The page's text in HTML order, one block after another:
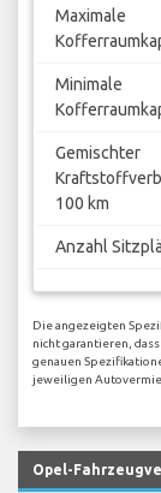
Maximale
Minimale
Gemischter
100 km
Anzahl
Die angezeigten
nicht garantieren,
genauen
jeweiligen
Opel-